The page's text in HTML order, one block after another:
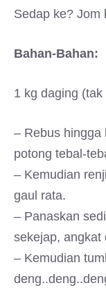
Sedap ke? Jom
Bahan-Bahan:
1 kg daging
– Rebus hingga
potong tebal-
– Kemudian
gaul rata.
– Panaskan
sekejap, angkat
– Kemudian